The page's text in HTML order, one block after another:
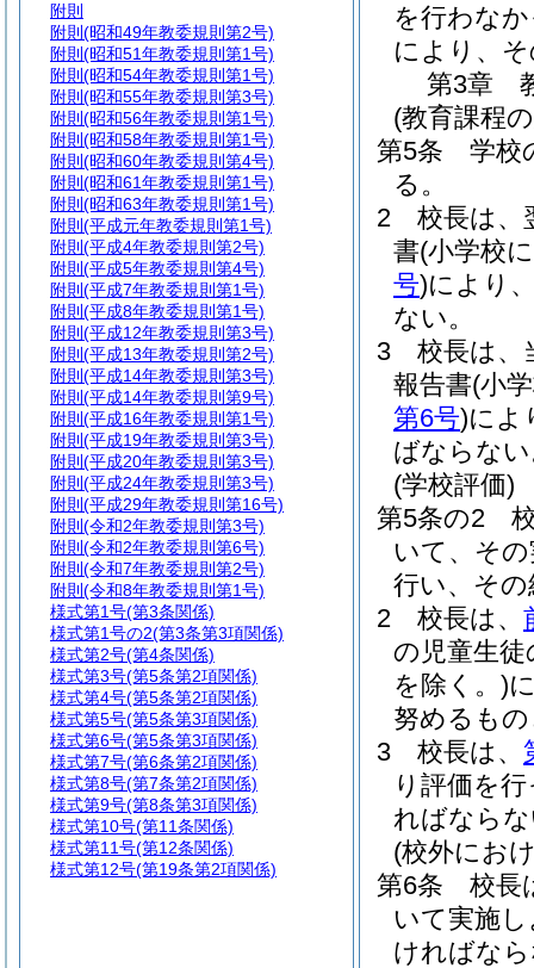
を行わな
により、
第3章
(教育課程
第5条
学校
る。
2
校長は、
書(小学校
号)により
ない。
3
校長は、
報告書(小
第6号)によ
ばならな
(学校評価)
第5条の2
いて、そ
行い、そ
2
校長は、
の児童生
を除く。)
努めるも
3
校長は、
り評価を
ればなら
(校外にお
第6条
校長
いて実施
ければな
附則
附則 (昭和49年教委規則第2号)
附則 (昭和51年教委規則第1号)
附則 (昭和54年教委規則第1号)
附則 (昭和55年教委規則第3号)
附則 (昭和56年教委規則第1号)
附則 (昭和58年教委規則第1号)
附則 (昭和60年教委規則第4号)
附則 (昭和61年教委規則第1号)
附則 (昭和63年教委規則第1号)
附則 (平成元年教委規則第1号)
附則 (平成4年教委規則第2号)
附則 (平成5年教委規則第4号)
附則 (平成7年教委規則第1号)
附則 (平成8年教委規則第1号)
附則 (平成12年教委規則第3号)
附則 (平成13年教委規則第2号)
附則 (平成14年教委規則第3号)
附則 (平成14年教委規則第9号)
附則 (平成16年教委規則第1号)
附則 (平成19年教委規則第3号)
附則 (平成20年教委規則第3号)
附則 (平成24年教委規則第3号)
附則 (平成29年教委規則第16号)
附則 (令和2年教委規則第3号)
附則 (令和2年教委規則第6号)
附則 (令和7年教委規則第2号)
附則 (令和8年教委規則第1号)
様式第1号(第3条関係)
様式第1号の2(第3条第3項関係)
様式第2号(第4条関係)
様式第3号(第5条第2項関係)
様式第4号(第5条第2項関係)
様式第5号(第5条第3項関係)
様式第6号(第5条第3項関係)
様式第7号(第6条第2項関係)
様式第8号(第7条第2項関係)
様式第9号(第8条第3項関係)
様式第10号(第11条関係)
様式第11号(第12条関係)
様式第12号(第19条第2項関係)